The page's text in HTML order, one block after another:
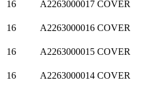
16 A2263000017 COVER
16 A2263000016 COVER
16 A2263000015 COVER
16 A2263000014 COVER